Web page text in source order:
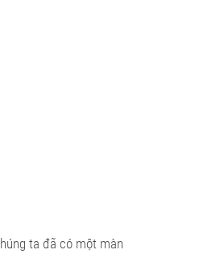
ta đã có một màn